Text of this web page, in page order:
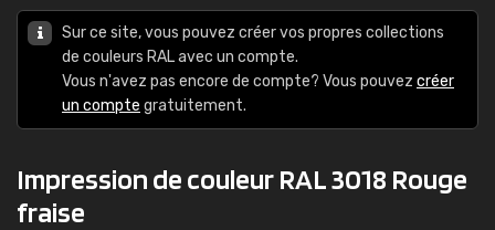
Sur ce site, vous pouvez créer vos propres collections
de couleurs RAL avec un compte.
Vous n'avez pas encore de compte? Vous pouvez créer
un compte gratuitement.
Impression de couleur RAL 3018 Rouge
fraise